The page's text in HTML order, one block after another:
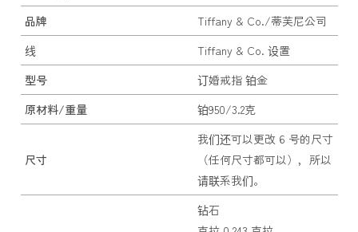
品牌
Tiffany & Co./蒂芙尼公司
线
Tiffany & Co. 设置
型号
订婚戒指 铂金
原材料/重量
铂950/3.2克
尺寸
我们还可以更改 6 号的尺寸
（任何尺寸都可以），所以
请联系我们。
钻石